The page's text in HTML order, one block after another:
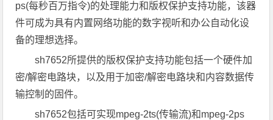
ps(每秒百万指令)的处理能力和版权保护支持功能，该器
件可成为具有内置网络功能的数字视听和办公自动化设
备的理想选择。
sh7652所提供的版权保护支持功能包括一个硬件加
密/解密电路块，以及用于加密/解密电路块和内容数据传
输控制的固件。
sh7652包括可实现mpeg-2ts(传输流)和mpeg-2ps